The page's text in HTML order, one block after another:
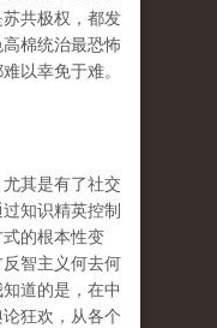
共极权，都发
棉统治最恐怖
以幸免于难。
其是有了社交
知识精英控制
的根本性变
智主义何去何
道的是，在中
狂欢，从各个